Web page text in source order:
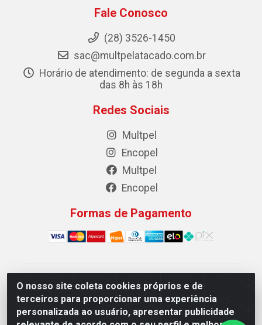
O nosso site coleta cookies próprios e de
terceiros para proporcionar uma experiência
personalizada ao usuário, apresentar publicidade
Fale Conosco
(28) 3526-1450
sac@multpelatacado.com.br
Horário de atendimento: de segunda a sexta
das 8h às 18h
Redes Sociais
Multpel
Encopel
Multpel
Encopel
Formas de Pagamento
Multpel Comercio de Papeis e Embalagens LTDA - Rua
Antônio Pedro Carleto, 56 – Vila Rica, Cachoeiro de
Itapemirim/ES -CEP 29301-200 - CNPJ
02.262.785/0001-04